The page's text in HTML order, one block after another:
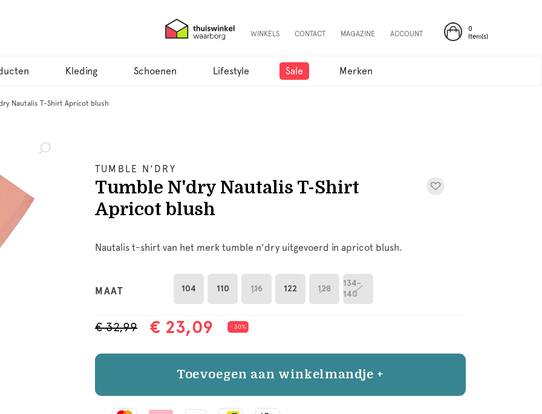
0
Item(s)
WINKELS CONTACT MAGAZINE ACCOUNT
Kleding Schoenen Lifestyle Sale Merken
Nautalis T-Shirt Apricot blush
TUMBLE N'DRY
Tumble N'dry Nautalis T-Shirt
Apricot blush
Nautalis t-shirt van het merk tumble n'dry uitgevoerd in apricot blush.
MAAT 104 110 116 122 128
134-
140
€ 32,99 € 23,09 - 30%
Toevoegen aan winkelmandje +